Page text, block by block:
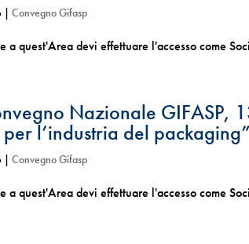
|Convegno Gifasp
a quest'Area devi effettuare l'accesso come
Nazionale GIFASP,
l’industria del packaging”
|Convegno Gifasp
a quest'Area devi effettuare l'accesso come